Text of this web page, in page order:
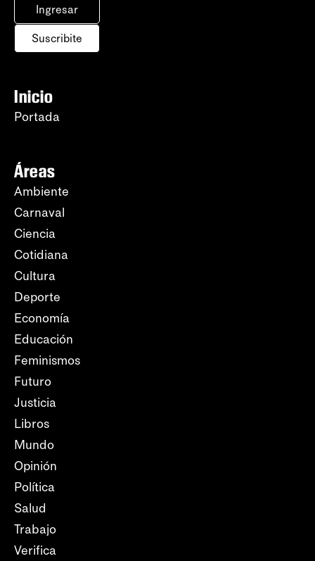
Ingresar
Suscribite
Inicio
Portada
Áreas
Ambiente
Carnaval
Ciencia
Cotidiana
Cultura
Deporte
Economía
Educación
Feminismos
Futuro
Justicia
Libros
Mundo
Opinión
Política
Salud
Trabajo
Verifica